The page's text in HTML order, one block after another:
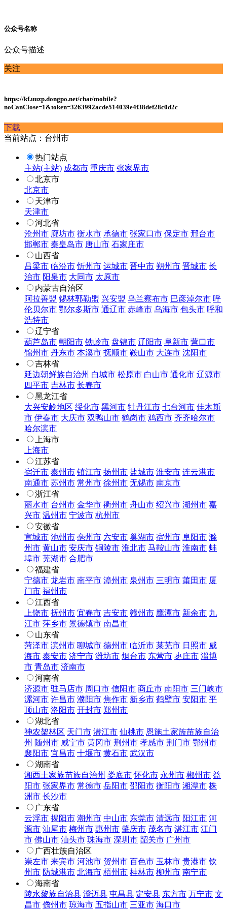
公众号名称
公众号描述
关注
https://kf.uuzp.dongpo.net/chat/mobile?
noCanClose=1&token=3263992acde514039e4f38def28c0d2c
下载
当前站点：台州市
热门站点
主站(主站) 成都市 重庆市 张家界市
北京市
北京市
天津市
天津市
河北省
沧州市 廊坊市 衡水市 承德市 张家口市 保定市 邢台市
邯郸市 秦皇岛市 唐山市 石家庄市
山西省
吕梁市 临汾市 忻州市 运城市 晋中市 朔州市 晋城市 长
治市 阳泉市 大同市 太原市
内蒙古自治区
阿拉善盟 锡林郭勒盟 兴安盟 乌兰察布市 巴彦淖尔市 呼
伦贝尔市 鄂尔多斯市 通辽市 赤峰市 乌海市 包头市 呼和
浩特市
辽宁省
葫芦岛市 朝阳市 铁岭市 盘锦市 辽阳市 阜新市 营口市
锦州市 丹东市 本溪市 抚顺市 鞍山市 大连市 沈阳市
吉林省
延边朝鲜族自治州 白城市 松原市 白山市 通化市 辽源市
四平市 吉林市 长春市
黑龙江省
大兴安岭地区 绥化市 黑河市 牡丹江市 七台河市 佳木斯
市 伊春市 大庆市 双鸭山市 鹤岗市 鸡西市 齐齐哈尔市
哈尔滨市
上海市
上海市
江苏省
宿迁市 泰州市 镇江市 扬州市 盐城市 淮安市 连云港市
南通市 苏州市 常州市 徐州市 无锡市 南京市
浙江省
丽水市 台州市 金华市 衢州市 舟山市 绍兴市 湖州市 嘉
兴市 温州市 宁波市 杭州市
安徽省
宣城市 池州市 亳州市 六安市 巢湖市 宿州市 阜阳市 滁
州市 黄山市 安庆市 铜陵市 淮北市 马鞍山市 淮南市 蚌
埠市 芜湖市 合肥市
福建省
宁德市 龙岩市 南平市 漳州市 泉州市 三明市 莆田市 厦
门市 福州市
江西省
上饶市 抚州市 宜春市 吉安市 赣州市 鹰潭市 新余市 九
江市 萍乡市 景德镇市 南昌市
山东省
菏泽市 滨州市 聊城市 德州市 临沂市 莱芜市 日照市 威
海市 泰安市 济宁市 潍坊市 烟台市 东营市 枣庄市 淄博
市 青岛市 济南市
河南省
济源市 驻马店市 周口市 信阳市 商丘市 南阳市 三门峡市
漯河市 许昌市 濮阳市 焦作市 新乡市 鹤壁市 安阳市 平
顶山市 洛阳市 开封市 郑州市
湖北省
神农架林区 天门市 潜江市 仙桃市 恩施土家族苗族自治
州 随州市 咸宁市 黄冈市 荆州市 孝感市 荆门市 鄂州市
襄阳市 宜昌市 十堰市 黄石市 武汉市
湖南省
湘西土家族苗族自治州 娄底市 怀化市 永州市 郴州市 益
阳市 张家界市 常德市 岳阳市 邵阳市 衡阳市 湘潭市 株
洲市 长沙市
广东省
云浮市 揭阳市 潮州市 中山市 东莞市 清远市 阳江市 河
源市 汕尾市 梅州市 惠州市 肇庆市 茂名市 湛江市 江门
市 佛山市 汕头市 珠海市 深圳市 韶关市 广州市
广西壮族自治区
崇左市 来宾市 河池市 贺州市 百色市 玉林市 贵港市 钦
州市 防城港市 北海市 梧州市 桂林市 柳州市 南宁市
海南省
陵水黎族自治县 澄迈县 屯昌县 定安县 东方市 万宁市 文
昌市 儋州市 琼海市 五指山市 三亚市 海口市